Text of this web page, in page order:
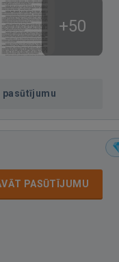
+50
pasūtījumu
PASŪTĪJUMU